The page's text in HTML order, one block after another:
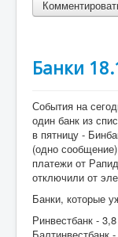
Банки
События на
один банк из
в пятницу -
(одно
платежи от
отключили от
Банки, которые
Ринвестбанк -
Балтинвестбанк